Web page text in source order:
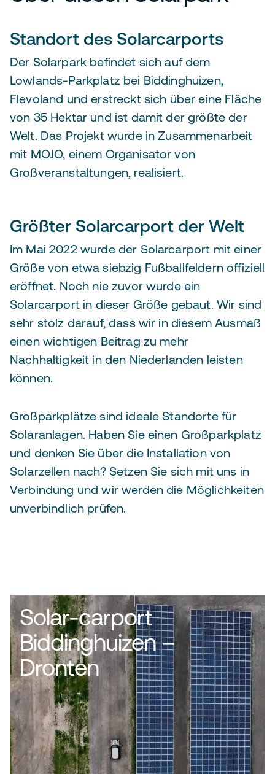
Standort des Solarcarports
Der Solarpark befindet sich auf dem
Lowlands-Parkplatz bei Biddinghuizen,
Flevoland und erstreckt sich über eine Fläche
von 35 Hektar und ist damit der größte der
Welt. Das Projekt wurde in Zusammenarbeit
mit MOJO, einem Organisator von
Großveranstaltungen, realisiert.
Größter Solarcarport der Welt
Im Mai 2022 wurde der Solarcarport mit einer
Größe von etwa siebzig Fußballfeldern offiziell
eröffnet. Noch nie zuvor wurde ein
Solarcarport in dieser Größe gebaut. Wir sind
sehr stolz darauf, dass wir in diesem Ausmaß
einen wichtigen Beitrag zu mehr
Nachhaltigkeit in den Niederlanden leisten
können.
Großparkplätze sind ideale Standorte für
Solaranlagen. Haben Sie einen Großparkplatz
und denken Sie über die Installation von
Solarzellen nach? Setzen Sie sich mit uns in
Verbindung und wir werden die Möglichkeiten
unverbindlich prüfen.
Solar-carport
Biddinghuizen –
Dronten